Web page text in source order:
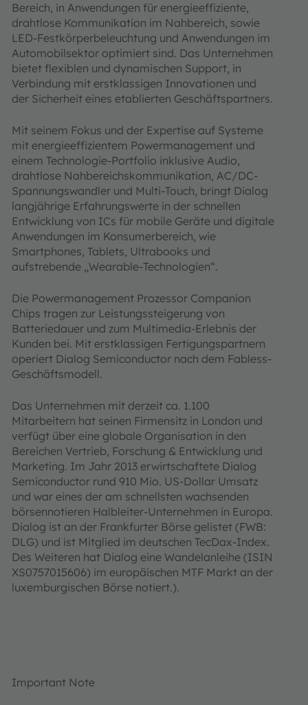
Bereich, in Anwendungen für energieeffiziente,
drahtlose Kommunikation im Nahbereich, sowie
LED-Festkörperbeleuchtung und Anwendungen im
Automobilsektor optimiert sind. Das Unternehmen
bietet flexiblen und dynamischen Support, in
Verbindung mit erstklassigen Innovationen und
der Sicherheit eines etablierten Geschäftspartners.
Mit seinem Fokus und der Expertise auf Systeme
mit energieeffizientem Powermanagement und
einem Technologie-Portfolio inklusive Audio,
drahtlose Nahbereichskommunikation, AC/DC-
Spannungswandler und Multi-Touch, bringt Dialog
langjährige Erfahrungswerte in der schnellen
Entwicklung von ICs für mobile Geräte und digitale
Anwendungen im Konsumerbereich, wie
Smartphones, Tablets, Ultrabooks und
aufstrebende „Wearable-Technologien“.
Die Powermanagement Prozessor Companion
Chips tragen zur Leistungssteigerung von
Batteriedauer und zum Multimedia-Erlebnis der
Kunden bei. Mit erstklassigen Fertigungspartnern
operiert Dialog Semiconductor nach dem Fabless-
Geschäftsmodell.
Das Unternehmen mit derzeit ca. 1.100
Mitarbeitern hat seinen Firmensitz in London und
verfügt über eine globale Organisation in den
Bereichen Vertrieb, Forschung & Entwicklung und
Marketing. Im Jahr 2013 erwirtschaftete Dialog
Semiconductor rund 910 Mio. US-Dollar Umsatz
und war eines der am schnellsten wachsenden
börsennotieren Halbleiter-Unternehmen in Europa.
Dialog ist an der Frankfurter Börse gelistet (FWB:
DLG) und ist Mitglied im deutschen TecDax-Index.
Des Weiteren hat Dialog eine Wandelanleihe (ISIN
XS0757015606) im europäischen MTF Markt an der
luxemburgischen Börse notiert.).
Important Note